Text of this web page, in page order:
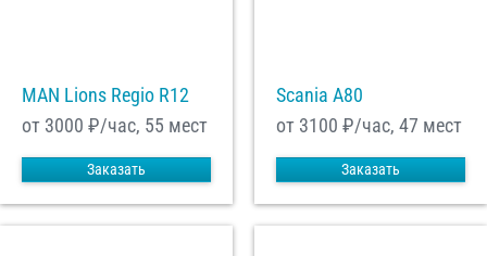
MAN Lions Regio R12
от 3000 ₽/час, 55 мест
Заказать
Scania A80
от 3100 ₽/час, 47 мест
Заказать